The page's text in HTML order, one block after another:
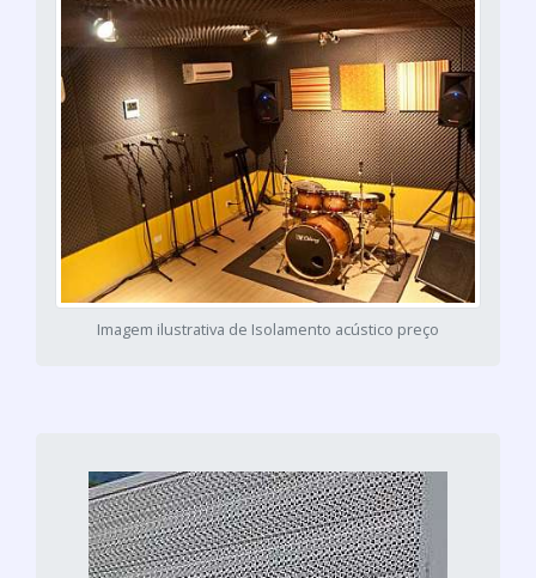
Imagem ilustrativa de Isolamento acústico preço